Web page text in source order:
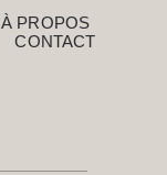
À PROPOS
CONTACT